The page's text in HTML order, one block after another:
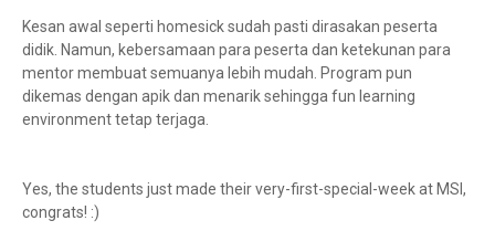
Kesan awal seperti homesick sudah pasti dirasakan peserta
didik. Namun, kebersamaan para peserta dan ketekunan para
mentor membuat semuanya lebih mudah. Program pun
dikemas dengan apik dan menarik sehingga fun learning
environment tetap terjaga.
Yes, the students just made their very-first-special-week at MSI,
congrats! :)